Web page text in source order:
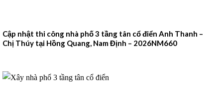
Cập nhật thi công nhà phố 3 tầng tân cổ điển Anh Thanh –
Chị Thúy tại Hồng Quang, Nam Định – 2026NM660